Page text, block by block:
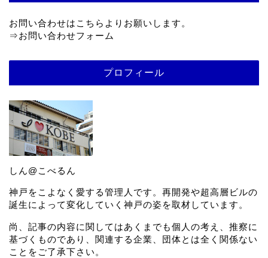
お問い合わせはこちらよりお願いします。
⇒お問い合わせフォーム
プロフィール
しん@こべるん
神戸をこよなく愛する管理人です。再開発や超高層ビルの
誕生によって変化していく神戸の姿を取材しています。
尚、記事の内容に関してはあくまでも個人の考え、推察に
基づくものであり、関連する企業、団体とは全く関係ない
ことをご了承下さい。